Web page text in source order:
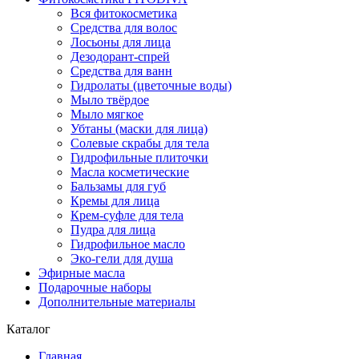
Вся фитокосметика
Средства для волос
Лосьоны для лица
Дезодорант-спрей
Средства для ванн
Гидролаты (цветочные воды)
Мыло твёрдое
Мыло мягкое
Убтаны (маски для лица)
Солевые скрабы для тела
Гидрофильные плиточки
Масла косметические
Бальзамы для губ
Кремы для лица
Крем-суфле для тела
Пудра для лица
Гидрофильное масло
Эко-гели для душа
Эфирные масла
Подарочные наборы
Дополнительные материалы
Каталог
Главная